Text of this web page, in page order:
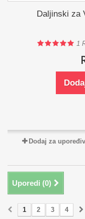
Daljinski za
1
Dodaj za
Uporedi (0)
1 2 3 4